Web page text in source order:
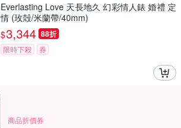
Everlasting Love 天長地久 幻彩情人錶 婚禮 定
情 (玫殻/米蘭帶/40mm)
$3,344 88折
限時下殺 券
商品折價券